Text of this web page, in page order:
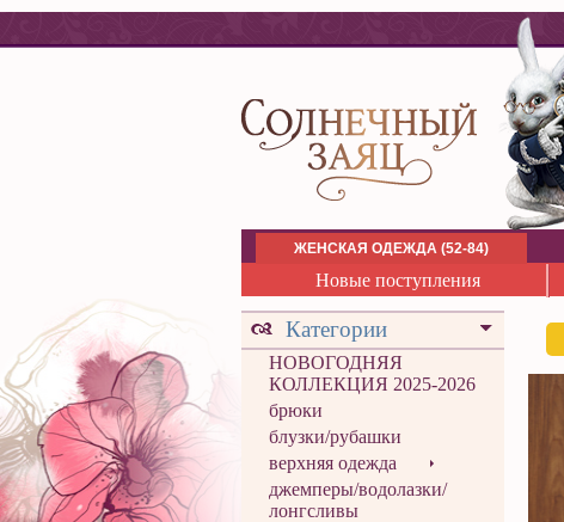
ЖЕНСКАЯ ОДЕЖДА (52-84)
Новые поступления
Категории
НОВОГОДНЯЯ
КОЛЛЕКЦИЯ 2025-2026
брюки
блузки/рубашки
верхняя одежда
джемперы/водолазки/
лонгсливы